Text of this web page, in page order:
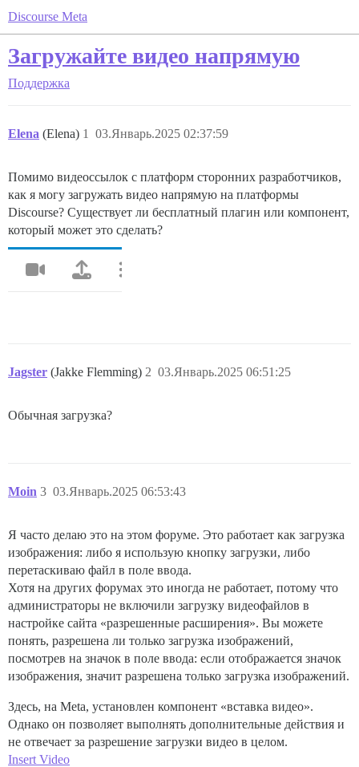
Discourse Meta
Загружайте видео напрямую
Поддержка
Elena (Elena) 03.Январь.2025 02:37:59
1
Помимо видеоссылок с платформ сторонних разработчиков,
как я могу загружать видео напрямую на платформы
Discourse? Существует ли бесплатный плагин или компонент,
который может это сделать?
Jagster (Jakke Flemming) 03.Январь.2025 06:51:25
2
Обычная загрузка?
Moin 03.Январь.2025 06:53:43
3
Я часто делаю это на этом форуме. Это работает как загрузка
изображения: либо я использую кнопку загрузки, либо
перетаскиваю файл в поле ввода.
Хотя на других форумах это иногда не работает, потому что
администраторы не включили загрузку видеофайлов в
настройке сайта «разрешенные расширения». Вы можете
понять, разрешена ли только загрузка изображений,
посмотрев на значок в поле ввода: если отображается значок
изображения, значит разрешена только загрузка изображений.
Здесь, на Meta, установлен компонент «вставка видео».
Однако он позволяет выполнять дополнительные действия и
не отвечает за разрешение загрузки видео в целом.
Insert Video